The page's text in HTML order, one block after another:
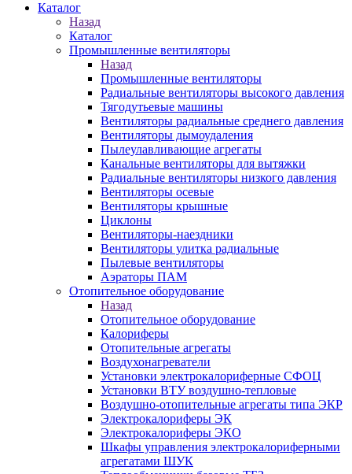
Каталог
Назад
Каталог
Промышленные вентиляторы
Назад
Промышленные вентиляторы
Радиальные вентиляторы высокого давления
Тягодутьевые машины
Вентиляторы радиальные среднего давления
Вентиляторы дымоудаления
Пылеулавливающие агрегаты
Канальные вентиляторы для вытяжки
Радиальные вентиляторы низкого давления
Вентиляторы осевые
Вентиляторы крышные
Циклоны
Вентиляторы-наездники
Вентиляторы улитка радиальные
Пылевые вентиляторы
Аэраторы ПАМ
Отопительное оборудование
Назад
Отопительное оборудование
Калориферы
Отопительные агрегаты
Воздухонагреватели
Установки электрокалориферные СФОЦ
Установки ВТУ воздушно-тепловые
Воздушно-отопительные агрегаты типа ЭКР
Электрокалориферы ЭК
Электрокалориферы ЭКО
Шкафы управления электрокалориферными
агрегатами ШУК